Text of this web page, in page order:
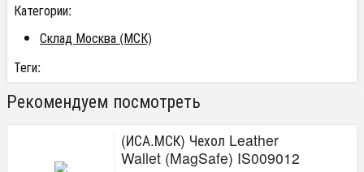
Категории:
Склад Москва (МСК)
Теги:
Рекомендуем посмотреть
(ИСА.МСК) Чехол Leather
Wallet (MagSafe) IS009012